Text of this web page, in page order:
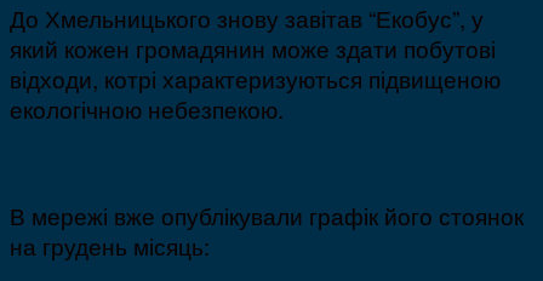
До Хмельницького знову завітав “Екобус”, у
який кожен громадянин може здати побутові
відходи, котрі характеризуються підвищеною
екологічною небезпекою.
В мережі вже опублікували графік його стоянок
на грудень місяць: